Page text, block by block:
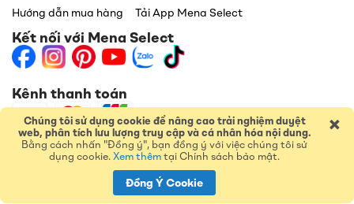
×
Chúng tôi sử dụng cookie để nâng cao trải nghiệm duyệt
web, phân tích lưu lượng truy cập và cá nhân hóa nội dung.
Bằng cách nhấn "Đồng ý", bạn đồng ý với việc chúng tôi sử
dụng cookie.Xem thêmtại Chính sách bảo mật.
Đồng Ý Cookie
Hướng dẫn mua hàng Tải App Mena Select
Kết nối với Mena Select
Kênh thanh toán